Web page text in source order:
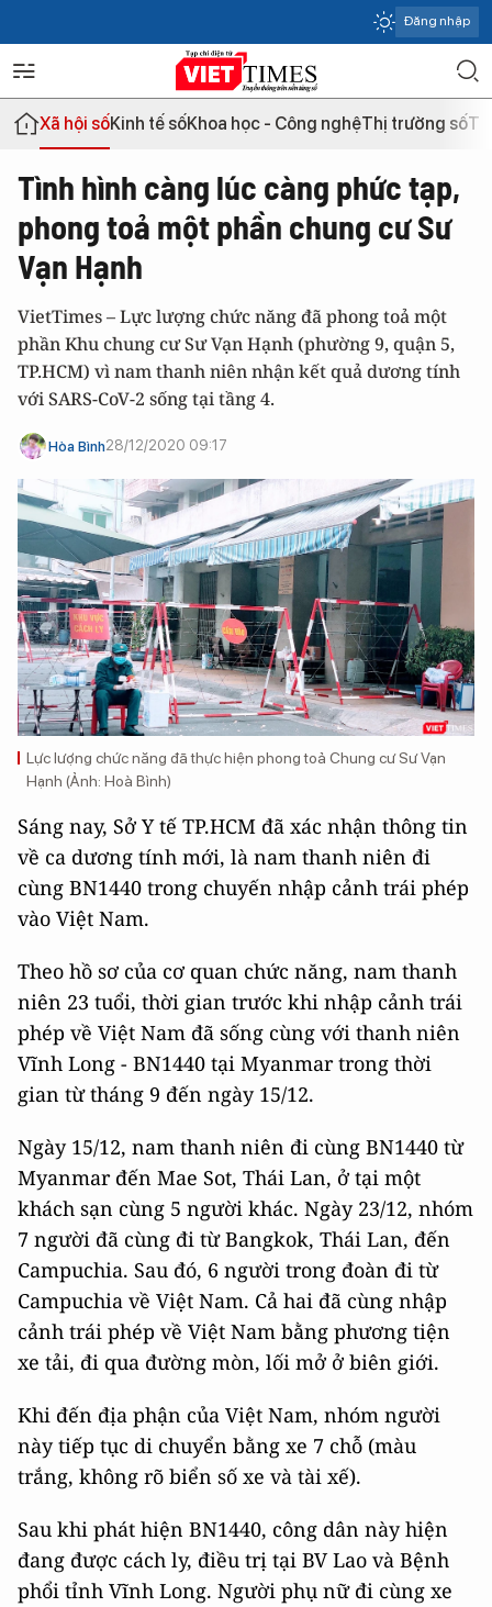
Đăng nhập
Xã hội sốKinh tế sốKhoa học - Công nghệThị trường số
Tình hình càng lúc càng phức tạp,
phong toả một phần chung cư Sư
Vạn Hạnh
VietTimes – Lực lượng chức năng đã phong toả một
phần Khu chung cư Sư Vạn Hạnh (phường 9, quận 5,
TP.HCM) vì nam thanh niên nhận kết quả dương tính
với SARS-CoV-2 sống tại tầng 4.
Hòa Bình28/12/2020 09:17
Lực lượng chức năng đã thực hiện phong toả Chung cư Sư Vạn
Hạnh (Ảnh: Hoà Bình)
Sáng nay, Sở Y tế TP.HCM đã xác nhận thông tin
về ca dương tính mới, là nam thanh niên đi
cùng BN1440 trong chuyến nhập cảnh trái phép
vào Việt Nam.
Theo hồ sơ của cơ quan chức năng, nam thanh
niên 23 tuổi, thời gian trước khi nhập cảnh trái
phép về Việt Nam đã sống cùng với thanh niên
Vĩnh Long - BN1440 tại Myanmar trong thời
gian từ tháng 9 đến ngày 15/12.
Ngày 15/12, nam thanh niên đi cùng BN1440 từ
Myanmar đến Mae Sot, Thái Lan, ở tại một
khách sạn cùng 5 người khác. Ngày 23/12, nhóm
7 người đã cùng đi từ Bangkok, Thái Lan, đến
Campuchia. Sau đó, 6 người trong đoàn đi từ
Campuchia về Việt Nam. Cả hai đã cùng nhập
cảnh trái phép về Việt Nam bằng phương tiện
xe tải, đi qua đường mòn, lối mở ở biên giới.
Khi đến địa phận của Việt Nam, nhóm người
này tiếp tục di chuyển bằng xe 7 chỗ (màu
trắng, không rõ biển số xe và tài xế).
Sau khi phát hiện BN1440, công dân này hiện
đang được cách ly, điều trị tại BV Lao và Bệnh
phổi tỉnh Vĩnh Long. Người phụ nữ đi cùng xe